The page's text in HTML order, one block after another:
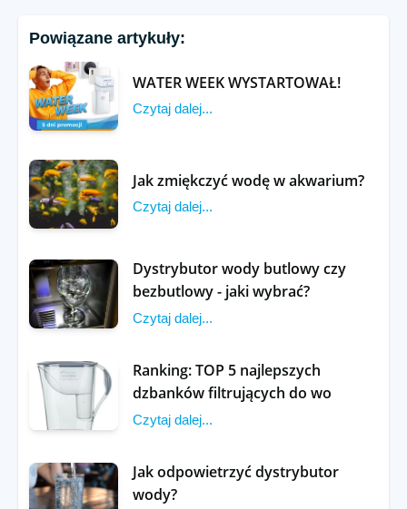
Powiązane artykuły:
WATER WEEK WYSTARTOWAŁ!
Czytaj dalej...
Jak zmiękczyć wodę w akwarium?
Czytaj dalej...
Dystrybutor wody butlowy czy
bezbutlowy - jaki wybrać?
Czytaj dalej...
Ranking: TOP 5 najlepszych
dzbanków filtrujących do wo
Czytaj dalej...
Jak odpowietrzyć dystrybutor
wody?